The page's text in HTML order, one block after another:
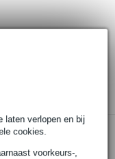
laten verlopen en bij
cookies.
voorkeurs-,